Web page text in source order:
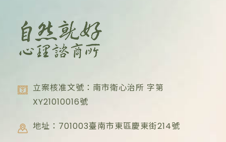
立案核准文號：南市衛心治所 字第
XY21010016號
地址：701003臺南市東區慶東街214號